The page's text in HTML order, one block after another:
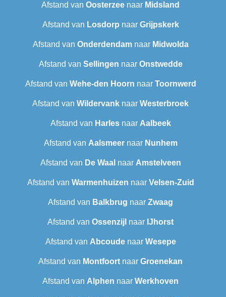
Afstand van Oosterzee naar Midsland
Afstand van Losdorp naar Grijpskerk
Afstand van Onderdendamnaar Midwolda
Afstand van Sellingen naar Onstwedde
Afstand van Wehe-den Hoorn naar Toornwerd
Afstand van Wildervank naar Westerbroek
Afstand van Harlesnaar Aalbeek
Afstand van Aalsmeernaar Nunhem
Afstand van De Waal naar Amstelveen
Afstand van Warmenhuizen naar Velsen-Zuid
Afstand van Balkbrug naar Zwaag
Afstand van Ossenzijl naar IJhorst
Afstand van Abcoudenaar Wesepe
Afstand van Montfoort naar Groenekan
Afstand van Alphen naar Werkhoven